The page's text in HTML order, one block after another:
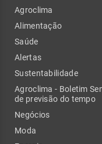
Agroclima
Alimentação
Saúde
Alertas
Sustentabilidade
Agroclima - Boletim
de previsão do tempo
Negócios
Moda